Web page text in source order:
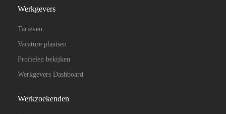
Werkgevers
Tarieven
Vacature plaatsen
Profielen bekijken
Werkgevers Dashboard
Werkzoekenden